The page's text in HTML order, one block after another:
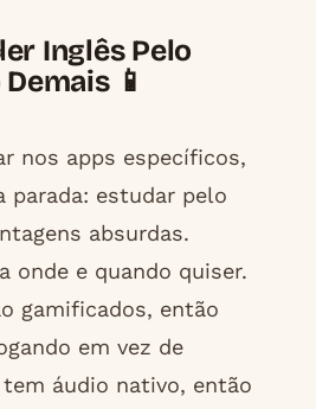
Inglês Pelo
📱
nos apps específicos,
parada: estudar pelo
absurdas.
onde e quando quiser.
gamificados, então
em vez de
áudio nativo, então